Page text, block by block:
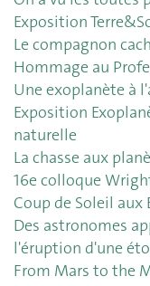
Exposition
Le compagnon
Hommage au
Une exoplanète à
Exposition
naturelle
La chasse aux
16e colloque
Coup de Soleil aux
Des astronomes
l'éruption d'une
From Mars to the